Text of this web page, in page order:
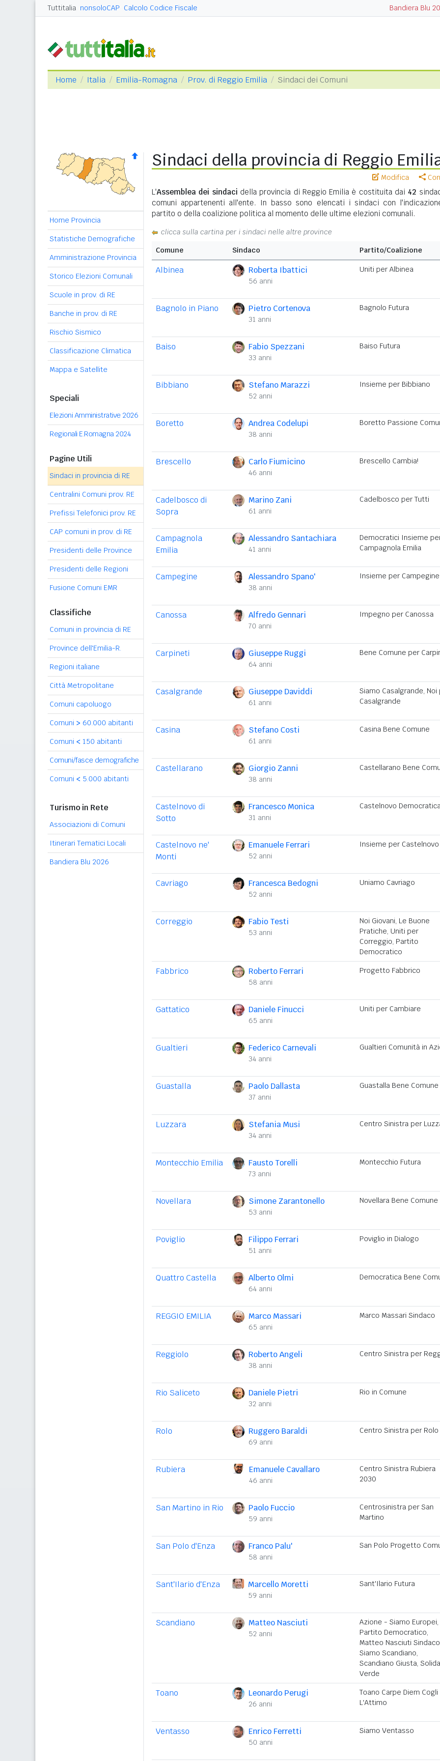
Tuttitalia nonsoloCAP Calcolo Codice Fiscale Bandiera Blu
Home Italia Emilia-Romagna Prov. di Reggio Emilia Sindaci dei Comuni
Home Provincia
Statistiche Demografiche
Amministrazione Provincia
Storico Elezioni Comunali
Scuole in prov. di RE
Banche in prov. di RE
Rischio Sismico
Classificazione Climatica
Mappa e Satellite
Speciali
Elezioni Amministrative 2026
Regionali E.Romagna 2024
Pagine Utili
Sindaci in provincia di RE
Centralini Comuni prov. RE
Prefissi Telefonici prov. RE
CAP comuni in prov. di RE
Presidenti delle Province
Presidenti delle Regioni
Fusione Comuni EMR
Classifiche
Comuni in provincia di RE
Province dell'Emilia-R.
Regioni italiane
Città Metropolitane
Comuni capoluogo
Comuni > 60.000 abitanti
Comuni < 150 abitanti
Comuni/fasce demografiche
Comuni < 5.000 abitanti
Turismo in Rete
Associazioni di Comuni
Itinerari Tematici Locali
Bandiera Blu 2026
Sindaci della provincia di Reggio
Modifica
L'Assemblea dei sindaci della provincia di Reggio Emilia è costituita dai 42
comuni appartenenti all'ente. In basso sono elencati i sindaci con
partito o della coalizione politica al momento delle ultime elezioni comunali.
clicca sulla cartina per i sindaci nelle altre province
Comune Sindaco Partito/Coalizione
Albinea Roberta Ibattici
56 anni
Uniti per Albinea
Bagnolo in Piano Pietro Cortenova
31 anni
Bagnolo Futura
Baiso Fabio Spezzani
33 anni
Baiso Futura
Bibbiano Stefano Marazzi
52 anni
Insieme per Bibbiano
Boretto Andrea Codelupi
38 anni
Boretto Passione
Brescello Carlo Fiumicino
46 anni
Brescello Cambia!
Cadelbosco di
Sopra
Marino Zani
61 anni
Cadelbosco per Tutti
Campagnola
Emilia
Alessandro Santachiara
41 anni
Democratici Insieme
Campagnola Emilia
Campegine Alessandro Spano'
38 anni
Insieme per Campegine
Canossa Alfredo Gennari
70 anni
Impegno per Canossa
Carpineti Giuseppe Ruggi
64 anni
Bene Comune per
Casalgrande Giuseppe Daviddi
61 anni
Siamo Casalgrande, Noi
Casalgrande
Casina Stefano Costi
61 anni
Casina Bene Comune
Castellarano Giorgio Zanni
38 anni
Castellarano Bene
Castelnovo di
Sotto
Francesco Monica
31 anni
Castelnovo
Castelnovo ne'
Monti
Emanuele Ferrari
52 anni
Insieme per Castelnovo
Cavriago Francesca Bedogni
52 anni
Uniamo Cavriago
Correggio Fabio Testi
53 anni
Noi Giovani, Le Buone
Pratiche, Uniti per
Correggio, Partito
Democratico
Fabbrico Roberto Ferrari
58 anni
Progetto Fabbrico
Gattatico Daniele Finucci
65 anni
Uniti per Cambiare
Gualtieri Federico Carnevali
34 anni
Gualtieri Comunità in
Guastalla Paolo Dallasta
37 anni
Guastalla Bene Comune
Luzzara Stefania Musi
34 anni
Centro Sinistra per
Montecchio Emilia Fausto Torelli
73 anni
Montecchio Futura
Novellara Simone Zarantonello
53 anni
Novellara Bene Comune
Poviglio Filippo Ferrari
51 anni
Poviglio in Dialogo
Quattro Castella Alberto Olmi
64 anni
Democratica Bene
REGGIO EMILIA Marco Massari
65 anni
Marco Massari Sindaco
Reggiolo Roberto Angeli
38 anni
Centro Sinistra per
Rio Saliceto Daniele Pietri
32 anni
Rio in Comune
Rolo Ruggero Baraldi
69 anni
Centro Sinistra per Rolo
Rubiera Emanuele Cavallaro
46 anni
Centro Sinistra Rubiera
2030
San Martino in Rio Paolo Fuccio
59 anni
Centrosinistra per San
Martino
San Polo d'Enza Franco Palu'
58 anni
San Polo Progetto
Sant'Ilario d'Enza Marcello Moretti
59 anni
Sant'Ilario Futura
Scandiano Matteo Nasciuti
52 anni
Azione - Siamo Europei,
Partito Democratico,
Matteo Nasciuti
Siamo Scandiano,
Scandiano Giusta,
Verde
Toano Leonardo Perugi
26 anni
Toano Carpe Diem Cogli
L'Attimo
Ventasso Enrico Ferretti
50 anni
Siamo Ventasso